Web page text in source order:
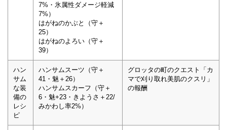
7%・氷属性ダメージ軽減
7%）
はがねのかぶと（守＋
25）
はがねのよろい（守＋
39）
ハン
サム
な装
備の
レシ
ピ
ハンサムスーツ（守＋
41・魅＋26）
ハンサムスカーフ（守＋
6・魅+23・きようさ＋22/
みかわし率2%）
グロッタの町のクエスト「カ
マで刈り取れ美肌のクスリ」
の報酬